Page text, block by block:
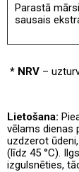
Parastā
sausais
* NRV –
Lietošana:
vēlams dienas
uzdzerot
(līdz 45 °C).
izgulsnēties,